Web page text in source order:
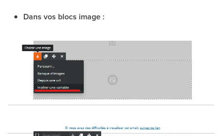
Dans vos blocs image :